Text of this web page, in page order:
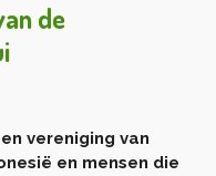
de
vereniging van
en mensen die